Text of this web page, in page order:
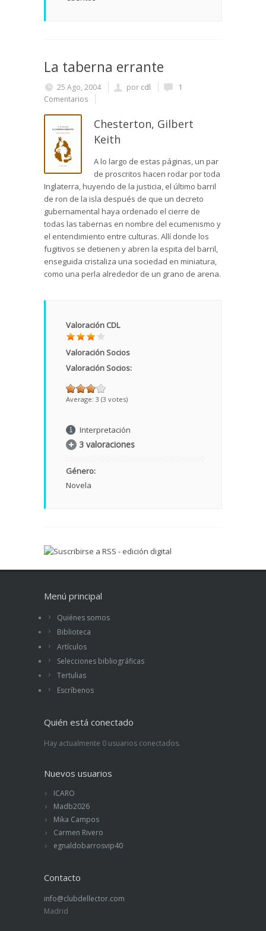
La taberna errante
25 Ago, 2004 por cdl
1
Comentarios
Chesterton, Gilbert
Keith
A lo largo de estas páginas, un par
de proscritos hacen rodar por toda
Inglaterra, huyendo de la justicia, el último barril
de ron de la isla después de que un decreto
gubernamental haya ordenado el cierre de
todas las tabernas en nombre del ecumenismo y
el entendimiento entre culturas. Allí donde los
fugitivos se detienen y abren la espita del barril,
enseguida cristaliza una sociedad en miniatura,
como una perla alrededor de un grano de arena.
Valoración CDL
Valoración Socios
Valoración Socios:
Average: 3 (3 votes)
Interpretación
3 valoraciones
Género:
Novela
Menú principal
Quiénes somos
Biblioteca
Artículos
Selecciones bibliográficas
Tertulias
Escríbenos
Quién está conectado
Hay actualmente 0 usuarios conectados.
Nuevos usuarios
ICARO
Madb2026
Mika Campos
Carmen Rivero
egnaldobarrosvip40
Contacto
info@clubdellector.com
Madrid